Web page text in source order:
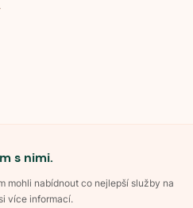
s nimi.
mohli nabídnout co nejlepší služby na
více informací.